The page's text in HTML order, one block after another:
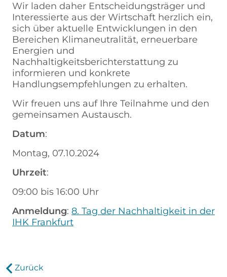
Wir laden daher Entscheidungsträger und
Interessierte aus der Wirtschaft herzlich ein,
sich über aktuelle Entwicklungen in den
Bereichen Klimaneutralität, erneuerbare
Energien und
Nachhaltigkeitsberichterstattung zu
informieren und konkrete
Handlungsempfehlungen zu erhalten.
Wir freuen uns auf Ihre Teilnahme und den
gemeinsamen Austausch.
Datum:
Montag, 07.10.2024
Uhrzeit:
09:00 bis 16:00 Uhr
Anmeldung: 8. Tag der Nachhaltigkeit in der
IHK Frankfurt
Zurück